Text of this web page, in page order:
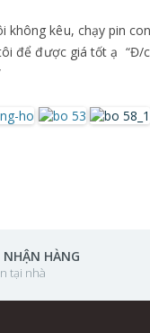
kêu, chạy pin
được giá tốt ạ “Đ/c
HÀNG
tại nhà